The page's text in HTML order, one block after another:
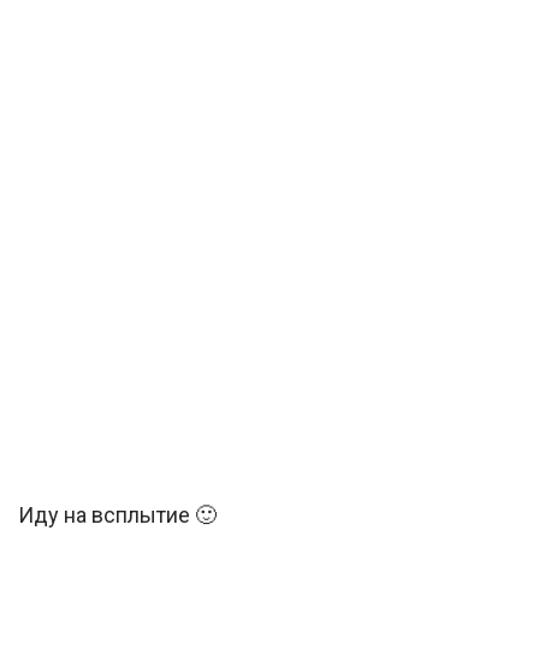
Иду на всплытие 🙂